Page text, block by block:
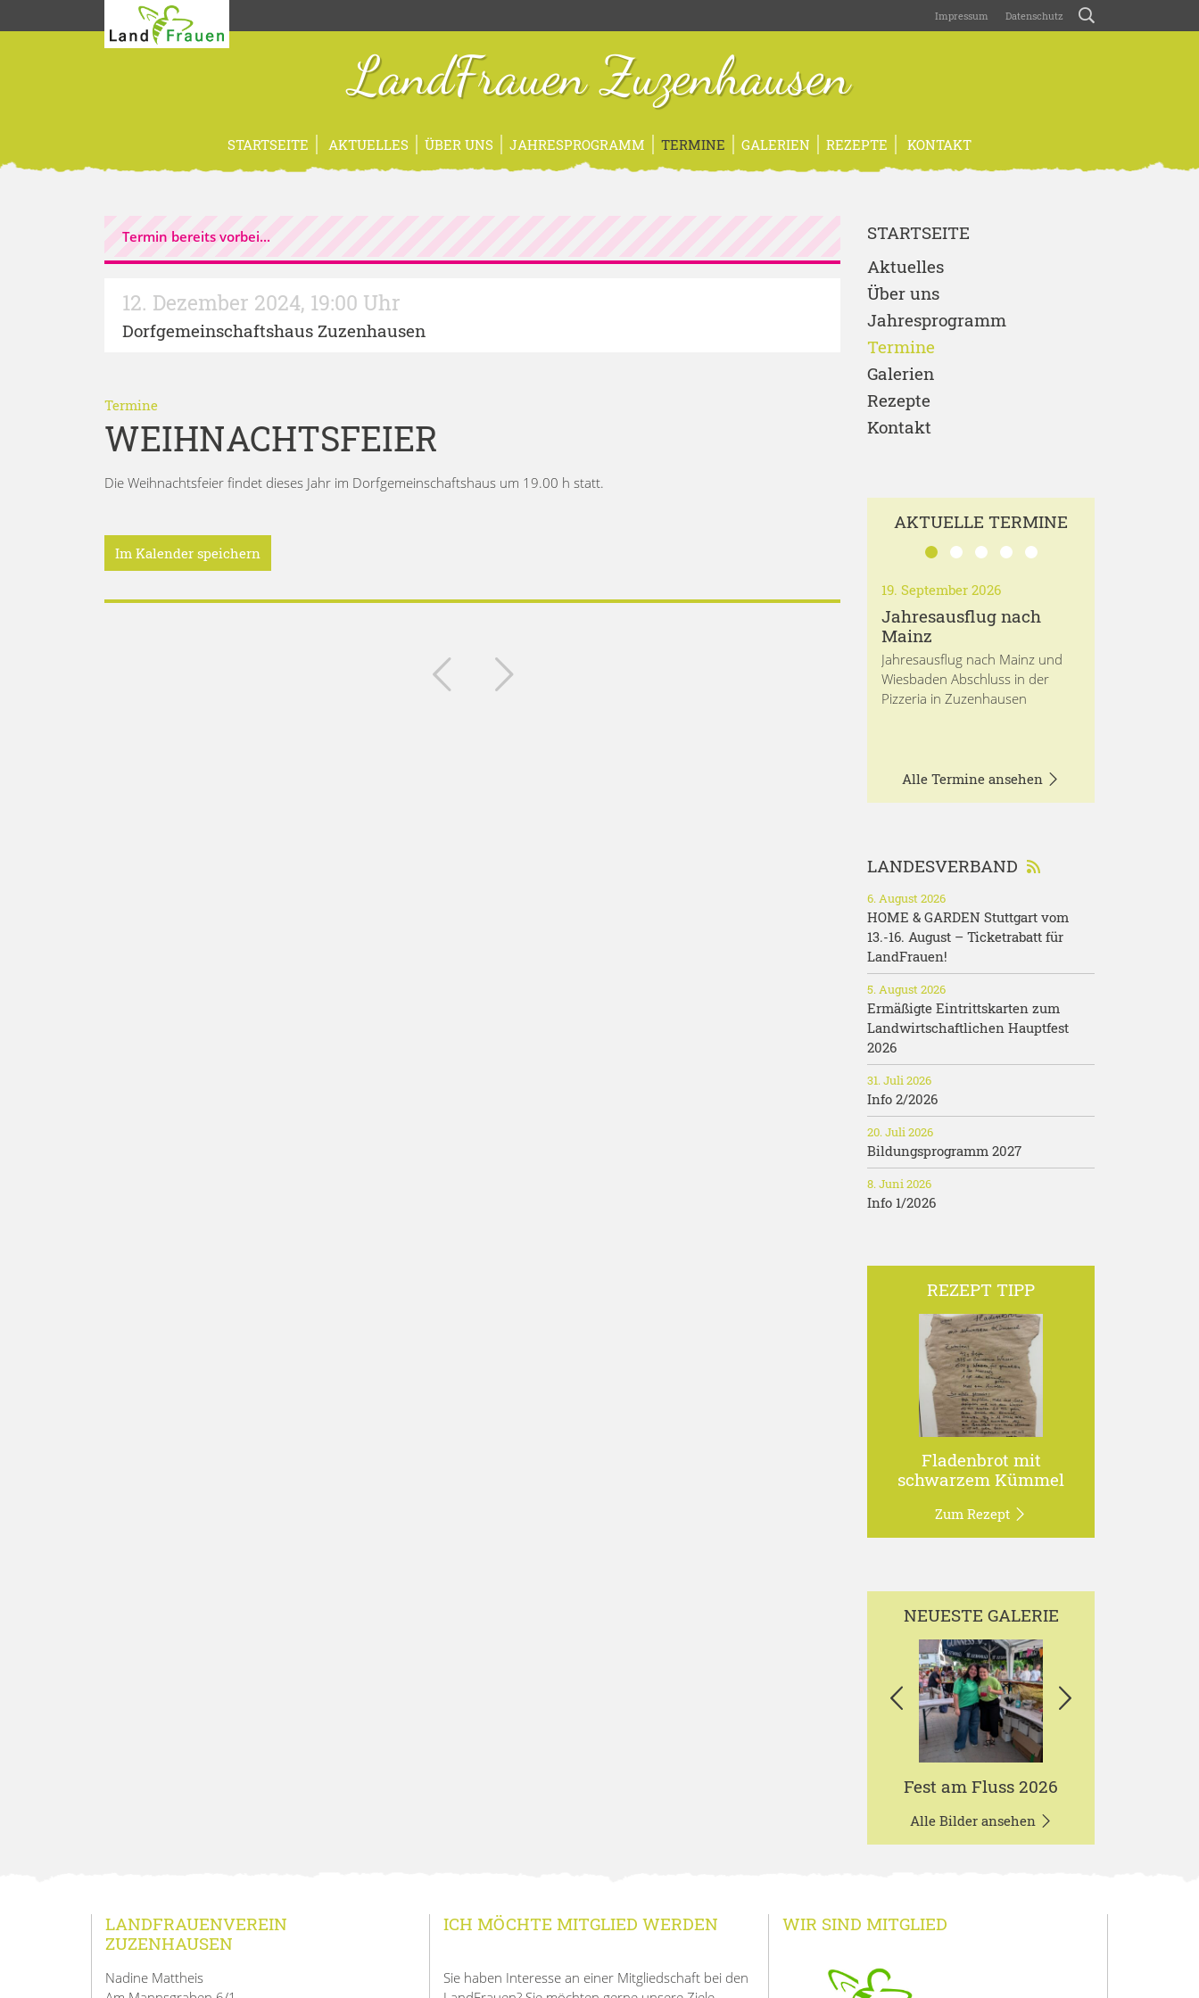
Impressum Datenschutz
LandFrauen Zuzenhausen
STARTSEITE AKTUELLES ÜBER UNS JAHRESPROGRAMM TERMINE GALERIEN REZEPTE KONTAKT
Termin bereits vorbei...
12. Dezember 2024, 19:00 Uhr
Dorfgemeinschaftshaus Zuzenhausen
Termine
WEIHNACHTSFEIER
Die Weihnachtsfeier findet dieses Jahr im Dorfgemeinschaftshaus um 19.00 h statt.
Im Kalender speichern
STARTSEITE
Aktuelles
Über uns
Jahresprogramm
Termine
Galerien
Rezepte
Kontakt
AKTUELLE TERMINE
19. September 2026
Jahresausflug nach
Mainz
Jahresausflug nach Mainz und
Wiesbaden Abschluss in der
Pizzeria in Zuzenhausen
Alle Termine ansehen
LANDESVERBAND
HOME & GARDEN Stuttgart vom
13.-16. August – Ticketrabatt für
LandFrauen!
6. August 2026
Ermäßigte Eintrittskarten zum
Landwirtschaftlichen Hauptfest
2026
5. August 2026
Info 2/2026
31. Juli 2026
Bildungsprogramm 2027
20. Juli 2026
Info 1/2026
8. Juni 2026
REZEPT TIPP
Fladenbrot mit
schwarzem Kümmel
Zum Rezept
NEUESTE GALERIE
Fest am Fluss 2026
Alle Bilder ansehen
LANDFRAUENVEREIN
ZUZENHAUSEN
Nadine Mattheis
ICH MÖCHTE MITGLIED WERDEN
Sie haben Interesse an einer Mitgliedschaft bei den
WIR SIND MITGLIED